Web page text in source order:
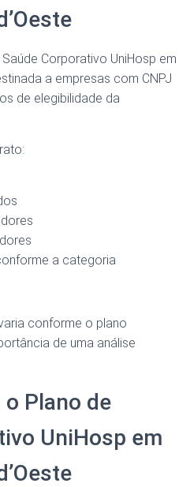
Corporativo UniHosp em
a empresas com CNPJ
de elegibilidade da
a categoria
conforme o plano
de uma análise
Plano de
UniHosp em